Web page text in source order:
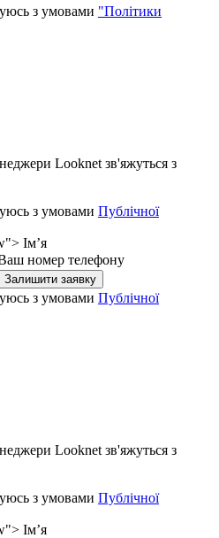
з умовами "Політики
Looknet зв'яжуться з
з умовами Публічної
Ім’я
номер телефону
Залишити заявку
з умовами Публічної
Looknet зв'яжуться з
з умовами Публічної
Ім’я